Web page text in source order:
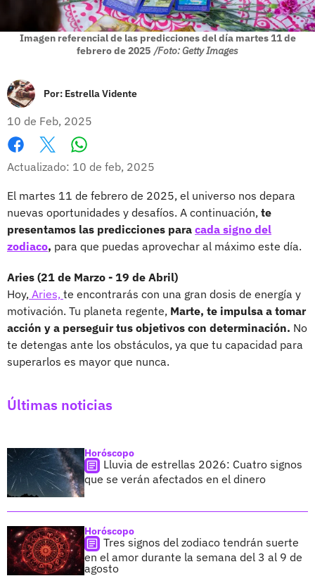
Imagen referencial de las predicciones del día martes 11 de
febrero de 2025 /Foto: Getty Images
Por: Estrella Vidente
10 de Feb, 2025
Facebook
X
Actualizado: 10 de feb, 2025
El martes 11 de febrero de 2025, el universo nos depara
nuevas oportunidades y desafíos. A continuación, te
presentamos las predicciones para cada signo del
zodiaco, para que puedas aprovechar al máximo este día.
Aries (21 de Marzo - 19 de Abril)
Hoy, Aries, te encontrarás con una gran dosis de energía y
motivación. Tu planeta regente, Marte, te impulsa a tomar
acción y a perseguir tus objetivos con determinación. No
te detengas ante los obstáculos, ya que tu capacidad para
superarlos es mayor que nunca.
Últimas noticias
Horóscopo
Lluvia de estrellas 2026: Cuatro signos
que se verán afectados en el dinero
Horóscopo
Tres signos del zodiaco tendrán suerte
en el amor durante la semana del 3 al 9 de
agosto